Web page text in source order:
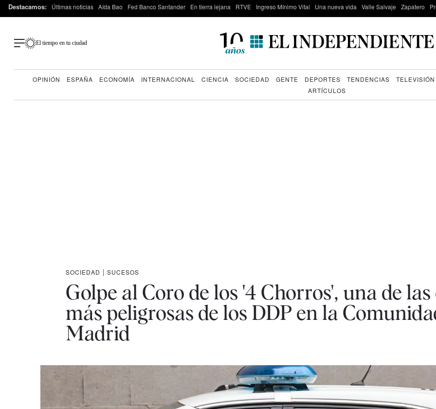
Destacamos: Últimas noticias Aída Bao Fed Banco Santander En tierra lejana RTVE Ingreso Mínimo Vital Una nueva vida Valle Salvaje Zapatero
El tiempo en tu ciudad
OPINIÓN ESPAÑA ECONOMÍA INTERNACIONAL CIENCIA SOCIEDAD GENTE DEPORTES TENDENCIAS TELEVISIÓN
ARTÍCULOS
SOCIEDAD | SUCESOS
Golpe al Coro de los '4 Chorros', una de
más peligrosas de los DDP en la
Madrid